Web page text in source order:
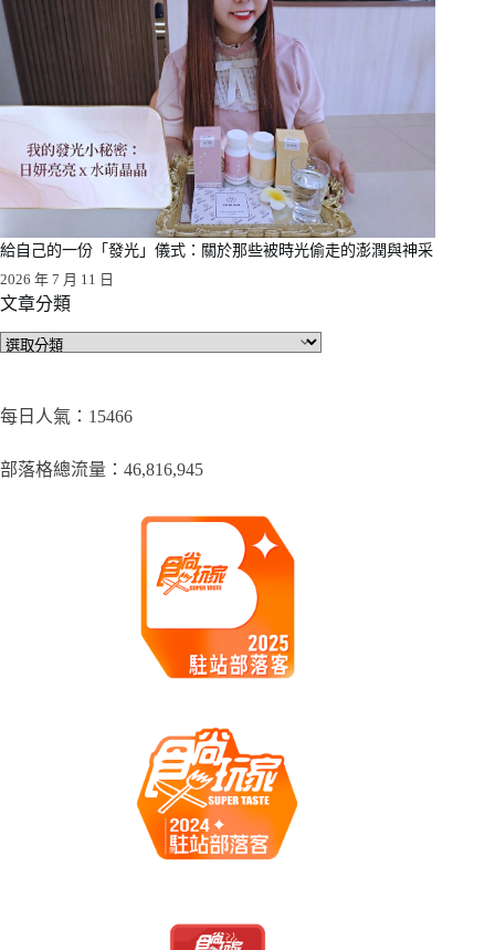
給自己的一份「發光」儀式：關於那些被時光偷走的澎潤與神采
2026 年 7 月 11 日
文章分類
文
類
每日人氣：15466
部落格總流量：​46,816,945